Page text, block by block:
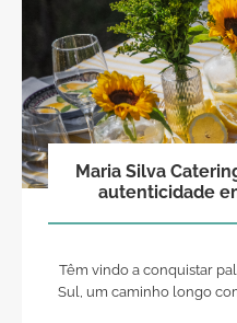
Maria Silva
autenticidade
Têm vindo a conquistar
Sul, um caminho longo